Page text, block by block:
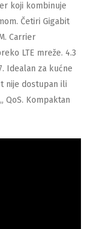
koji kombinuje
Četiri Gigabit
Carrier
LTE mreže. 4.3
Idealan za kućne
nije dostupan ili
QoS. Kompaktan